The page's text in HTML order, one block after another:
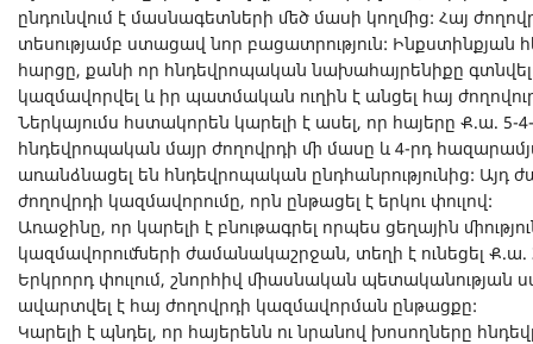
ընդունվում է մասնագետների մեծ մասի կողմից: Հայ
տեսությամբ ստացավ նոր բացատրություն: Ինքստինքյան
հարցը, քանի որ հնդեվրոպական նախահայրենիքը գտնվել
կազմավորվել և իր պատմական ուղին է անցել հայ
Ներկայումս հստակորեն կարելի է ասել, որ հայերը Ք.ա. 5-
հնդեվրոպական մայր ժողովրդի մի մասը և 4-րդ
առանձնացել են հնդեվրոպական ընդհանրությունից: Այդ
ժողովրդի կազմավորումը, որն ընթացել է երկու փուլով:
Առաջինը, որ կարելի է բնութագրել որպես ցեղային
կազմավորումների ժամանակաշրջան, տեղի է ունեցել Ք.ա.
Երկրորդ փուլում, շնորհիվ միասնական պետականության
ավարտվել է հայ ժողովրդի կազմավորման ընթացքը:
Կարելի է պնդել, որ հայերենն ու նրանով խոսողները